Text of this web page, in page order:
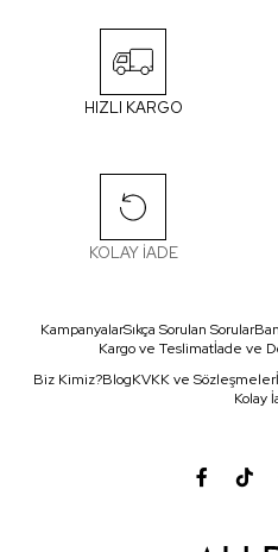
HIZLI KARGO
KOLAY İADE
KampanyalarSıkça Sorulan Sorular
Kargo ve Teslimatİade ve
Biz Kimiz?BlogKVKK ve Sözleşmeler
Kolay